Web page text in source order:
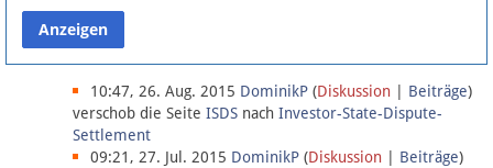
Datenschutz
Über Lobbypedia
Impressum
10:47, 26. Aug. 2015 DominikP (Diskussion Beiträge)
verschob die Seite ISDS nach Investor-State-Dispute-
Settlement
09:21, 27. Jul. 2015 DominikP (Diskussion Beiträge)